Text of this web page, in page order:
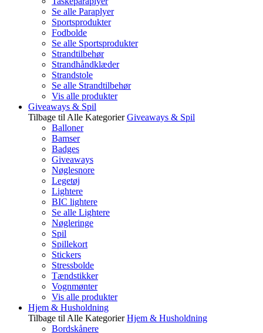
Se alle Paraplyer
Sportsprodukter
Fodbolde
Se alle Sportsprodukter
Strandtilbehør
Strandhåndklæder
Strandstole
Se alle Strandtilbehør
Vis alle produkter
Giveaways & Spil
Tilbage til Alle Kategorier Giveaways & Spil
Balloner
Bamser
Badges
Giveaways
Nøglesnore
Legetøj
Lightere
BIC lightere
Se alle Lightere
Nøgleringe
Spil
Spillekort
Stickers
Stressbolde
Tændstikker
Vognmønter
Vis alle produkter
Hjem & Husholdning
Tilbage til Alle Kategorier Hjem & Husholdning
Bordskånere